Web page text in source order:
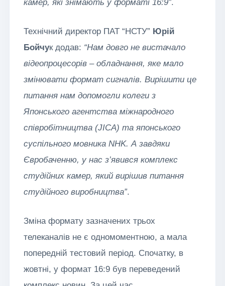
камер, які знімають у форматі 16:9″.
Технічний директор ПАТ “НСТУ” Юрій
Бойчук додав: “Нам довго не вистачало
відеопроцесорів – обладнання, яке мало
змінювати формат сигналів. Вирішити це
питання нам допомогли колеги з
Японського агентства міжнародного
співробітництва (JICA) та японського
суспільного мовника NHK. А завдяки
Євробаченню, у нас з’явився комплекс
студійних камер, який вирішив питання
студійного виробництва”.
Зміна формату зазначених трьох
телеканалів не є одномоментною, а мала
попередній тестовий період. Спочатку, в
жовтні, у формат 16:9 був переведений